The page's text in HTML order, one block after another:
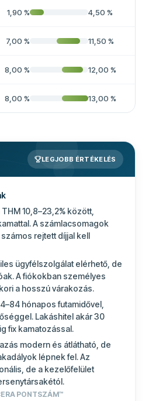
Nem
Nem
erről a cégről
1,90 % 4,50 %
7,00 % 11,50 %
8,00 % 12,00 %
8,00 % 13,00 %
LEGJOBB ÉRTÉKELÉS
10,8–23,2% között,
A számlacsomagok
rejtett díjjal kell
ügyfélszolgálat elérhető, de
A fiókokban személyes
a hosszú várakozás.
hónapos futamidővel,
Lakáshitel akár 30
fix kamatozással.
modern és átlátható, de
lépnek fel. Az
de a kezelőfelület
PONTSZÁM™